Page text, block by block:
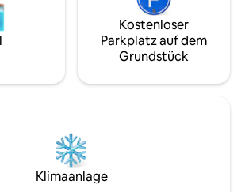
Kostenloser
Parkplatz auf dem
Grundstück
Klimaanlage